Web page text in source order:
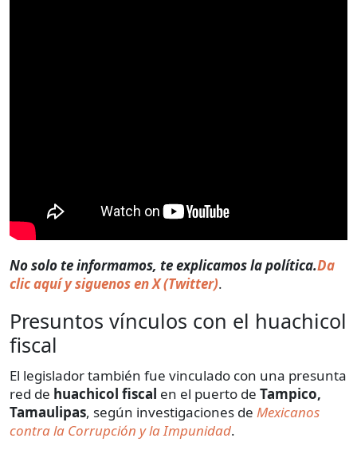
No solo te informamos, te explicamos la política.Da
clic aquí y siguenos en X (Twitter).
Presuntos vínculos con el huachicol
fiscal
El legislador también fue vinculado con una presunta
red de huachicol fiscal en el puerto de Tampico,
Tamaulipas, según investigaciones de Mexicanos
contra la Corrupción y la Impunidad.